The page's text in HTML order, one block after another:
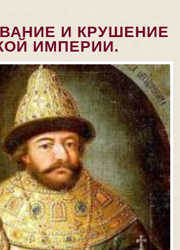
И КРУШЕНИЕ
ИМПЕРИИ.